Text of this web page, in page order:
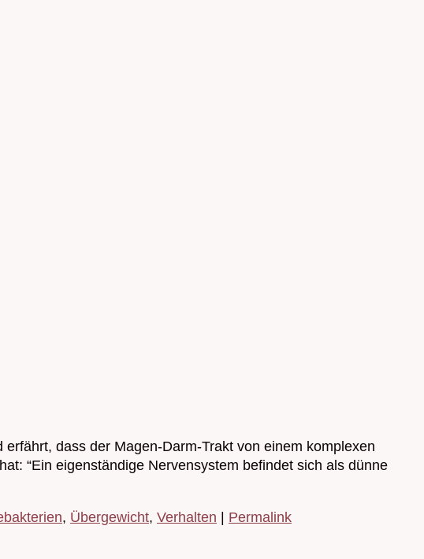
dass der Magen-Darm-Trakt von einem komplexen
“Ein eigenständige Nervensystem befindet sich als dünne
, Übergewicht, Verhalten Permalink